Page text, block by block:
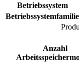
Betriebssystem
Betriebssystemfamilie
Anzahl